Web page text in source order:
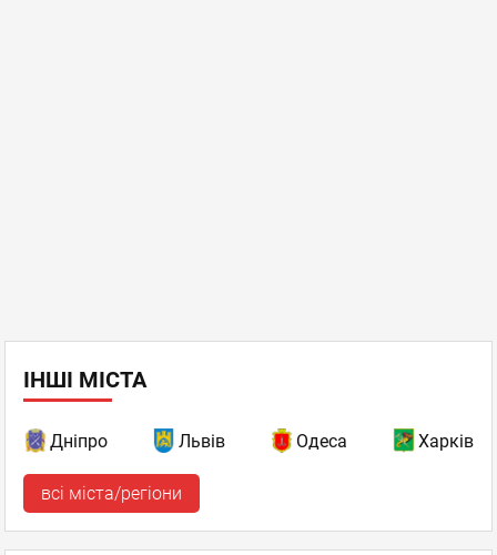
ІНШІ МІСТА
Дніпро Львів Одеса Харків
всі міста/регіони